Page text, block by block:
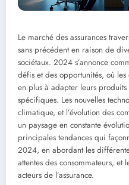
Le marché des assurances
sans précédent en raison de
sociétaux. 2024 s’annonce
défis et des opportunités, où
en plus à adapter leurs produits
spécifiques. Les nouvelles
climatique, et l’évolution des
un paysage en constante
principales tendances qui
2024, en abordant les
attentes des consommateurs, et
acteurs de l’assurance.